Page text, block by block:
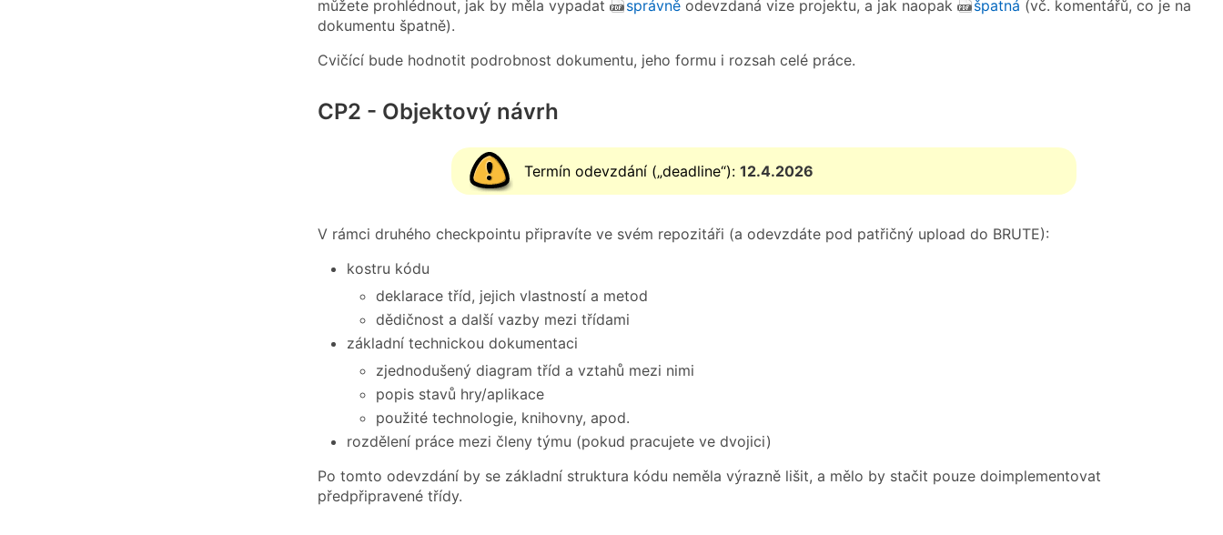
můžete prohlédnout, jak by měla vypadat
správně odevzdaná vize projektu, a jak naopak špatná (vč. komentářů, co je na
dokumentu špatně).
Cvičící bude hodnotit podrobnost dokumentu, jeho formu i rozsah celé práce.
CP2 - Objektový návrh
Termín odevzdání („deadline“):12.4.2026
V rámci druhého checkpointu připravíte ve svém repozitáři (a odevzdáte pod patřičný upload do BRUTE):
kostru kódu
deklarace tříd, jejich vlastností a metod
dědičnost a další vazby mezi třídami
základní technickou dokumentaci
zjednodušený diagram tříd a vztahů mezi nimi
popis stavů hry/aplikace
použité technologie, knihovny, apod.
rozdělení práce mezi členy týmu (pokud pracujete ve dvojici)
Po tomto odevzdání by se základní struktura kódu neměla výrazně lišit, a mělo by stačit pouze doimplementovat
předpřipravené třídy.